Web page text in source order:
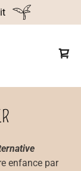
enfance par